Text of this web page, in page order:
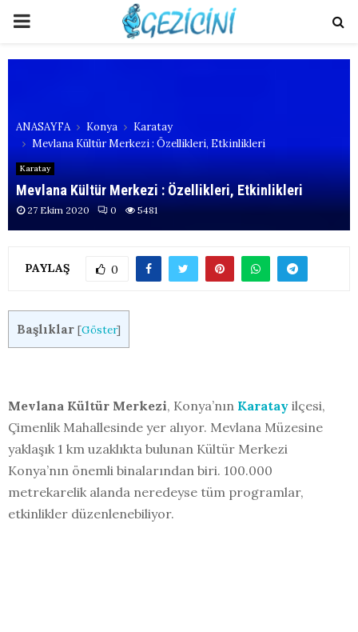
PRIMARY
MENU
ANASAYFA Konya
Karatay
Mevlana Kültür Merkezi : Özellikleri, Etkinlikleri
Karatay
Mevlana Kültür Merkezi : Özellikleri, Etkinlikleri
27 Ekim 2020 0 5481
PAYLAŞ 0
Başlıklar [Göster]
Mevlana Kültür Merkezi, Konya’nın Karatay ilçesi,
Çimenlik Mahallesinde yer alıyor. Mevlana Müzesine
yaklaşık 1 km uzaklıkta bulunan Kültür Merkezi
Konya’nın önemli binalarından biri. 100.000
metrekarelik alanda neredeyse tüm programlar,
etkinlikler düzenlenebiliyor.